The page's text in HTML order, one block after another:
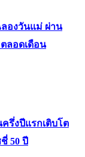
ลองวันแม่ ผ่าน
ลอดเดือน
รึ่งปีแรกเติบโต
50 ปี